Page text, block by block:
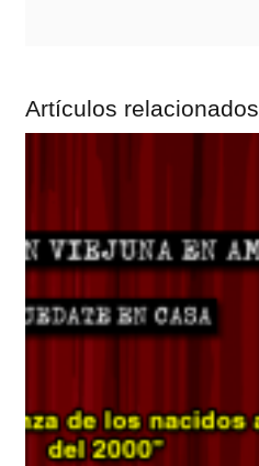
Artículos relacionados